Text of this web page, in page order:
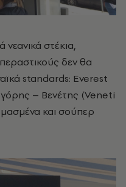
στέκια,
δεν θα
standards: Everest
– Βενέτης (Veneti
και σούπερ